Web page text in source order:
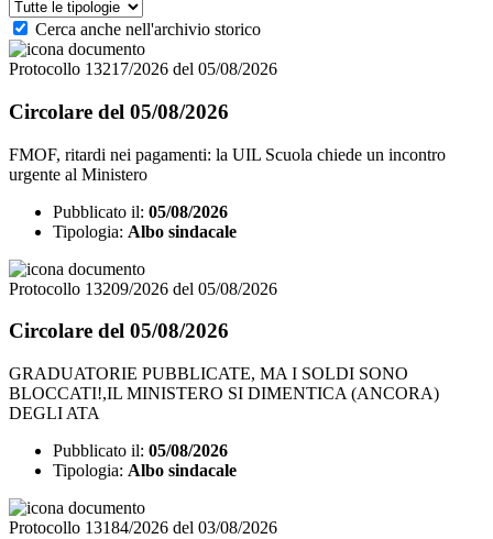
Cerca anche nell'archivio storico
Protocollo 13217/2026 del 05/08/2026
Circolare del 05/08/2026
FMOF, ritardi nei pagamenti: la UIL Scuola chiede un incontro
urgente al Ministero
Pubblicato il: 05/08/2026
Tipologia: Albo sindacale
Protocollo 13209/2026 del 05/08/2026
Circolare del 05/08/2026
GRADUATORIE PUBBLICATE, MA I SOLDI SONO
BLOCCATI!,IL MINISTERO SI DIMENTICA (ANCORA)
DEGLI ATA
Pubblicato il: 05/08/2026
Tipologia: Albo sindacale
Protocollo 13184/2026 del 03/08/2026